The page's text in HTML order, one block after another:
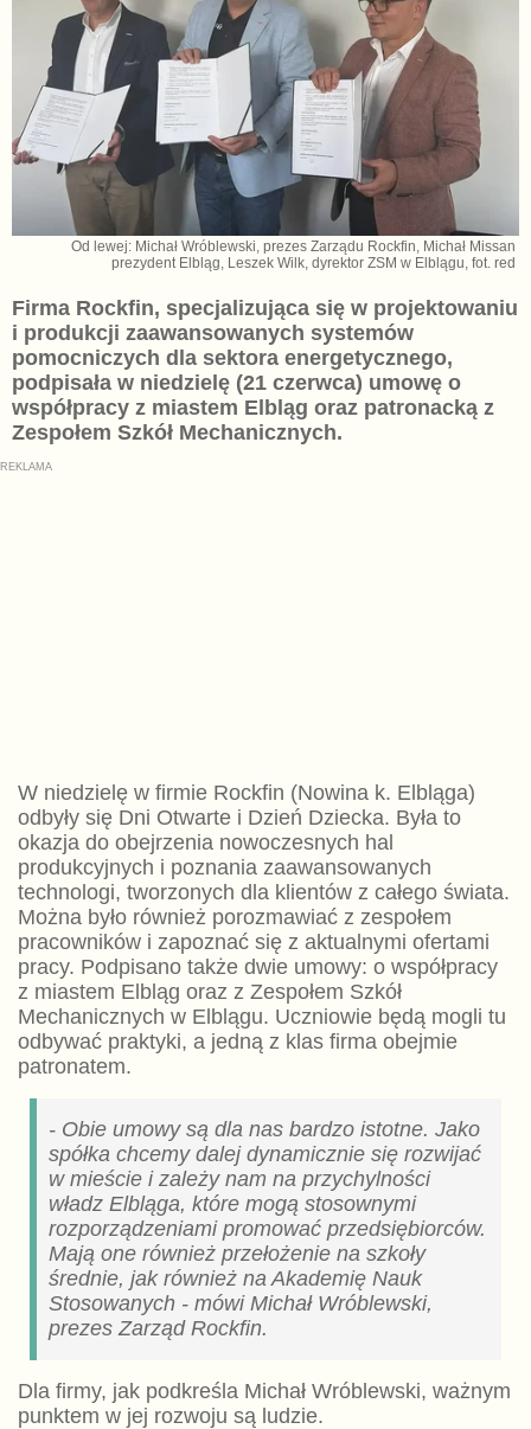
Od lewej: Michał Wróblewski, prezes Zarządu Rockfin, Michał Missan
prezydent Elbląg, Leszek Wilk, dyrektor ZSM w Elblągu, fot. red
Firma Rockfin, specjalizująca się w projektowaniu
i produkcji zaawansowanych systemów
pomocniczych dla sektora energetycznego,
podpisała w niedzielę (21 czerwca) umowę o
współpracy z miastem Elbląg oraz patronacką z
Zespołem Szkół Mechanicznych.
W niedzielę w firmie Rockfin (Nowina k. Elbląga)
odbyły się Dni Otwarte i Dzień Dziecka. Była to
okazja do obejrzenia nowoczesnych hal
produkcyjnych i poznania zaawansowanych
technologi, tworzonych dla klientów z całego świata.
Można było również porozmawiać z zespołem
pracowników i zapoznać się z aktualnymi ofertami
pracy. Podpisano także dwie umowy: o współpracy
z miastem Elbląg oraz z Zespołem Szkół
Mechanicznych w Elblągu. Uczniowie będą mogli tu
odbywać praktyki, a jedną z klas firma obejmie
patronatem.
- Obie umowy są dla nas bardzo istotne. Jako
spółka chcemy dalej dynamicznie się rozwijać
w mieście i zależy nam na przychylności
władz Elbląga, które mogą stosownymi
rozporządzeniami promować przedsiębiorców.
Mają one również przełożenie na szkoły
średnie, jak również na Akademię Nauk
Stosowanych - mówi Michał Wróblewski,
prezes Zarząd Rockfin.
Dla firmy, jak podkreśla Michał Wróblewski, ważnym
punktem w jej rozwoju są ludzie.